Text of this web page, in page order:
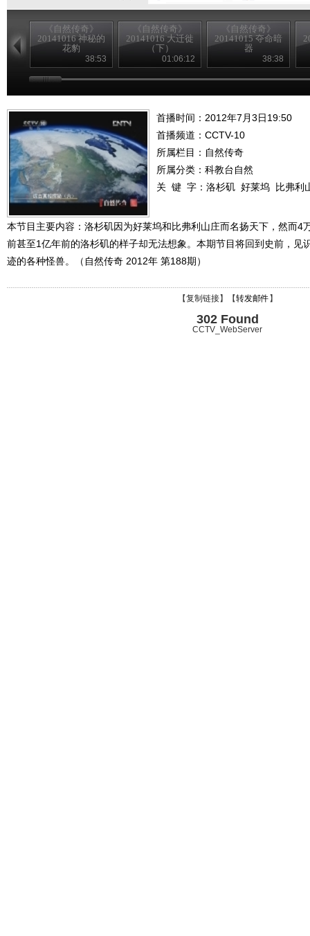
《自然传奇》
20141016 神秘的
花豹
38:53
《自然传奇》
20141016 大迁徙
（下）
01:06:12
《自然传奇》
20141015 夺命暗
器
38:38
首播时间：2012年7月3日19:50
首播频道： CCTV-10
所属栏目： 自然传奇
所属分类：科教台自然
关 键 字： 洛杉矶 好莱坞 比弗利
本节目主要内容：洛杉矶因为好莱坞和比弗利山庄而名扬天下，然而4
前甚至1亿年前的洛杉矶的样子却无法想象。本期节目将回到史前，见
迹的各种怪兽。（自然传奇 2012年 第188期）
【复制链接】【转发邮件 】
302 Found
CCTV_WebServer